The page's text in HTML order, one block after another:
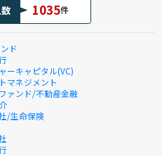
1035件
ド
ーキャピタル(VC)
マネジメント
ァンド/不動産金融
/生命保険